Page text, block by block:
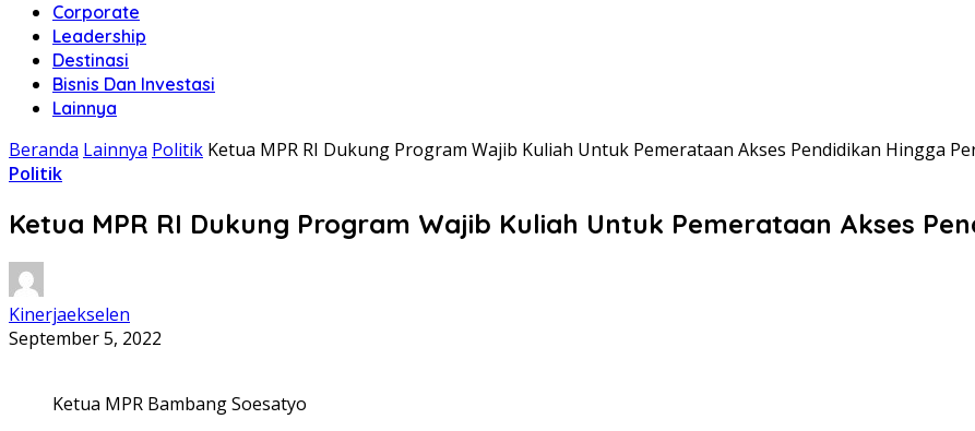
Corporate
Leadership
Destinasi
Bisnis Dan Investasi
Lainnya
Beranda Lainnya Politik Ketua MPR RI Dukung Program Wajib Kuliah Untuk Pemerataan Akses Pendidikan Hingga
Politik
Ketua MPR RI Dukung Program Wajib Kuliah Untuk Pemerataan Akses
Kinerjaekselen
September 5, 2022
Ketua MPR Bambang Soesatyo